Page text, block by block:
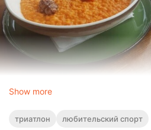
Show more
триатлон любительский спорт